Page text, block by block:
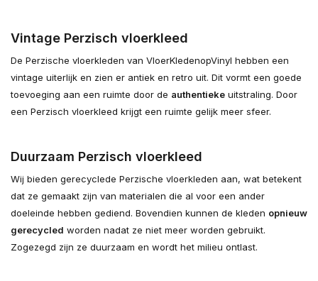
Vintage Perzisch vloerkleed
De Perzische vloerkleden van VloerKledenopVinyl hebben een
vintage uiterlijk en zien er antiek en retro uit. Dit vormt een goede
toevoeging aan een ruimte door de authentieke uitstraling. Door
een Perzisch vloerkleed krijgt een ruimte gelijk meer sfeer.
Duurzaam Perzisch vloerkleed
Wij bieden gerecyclede Perzische vloerkleden aan, wat betekent
dat ze gemaakt zijn van materialen die al voor een ander
doeleinde hebben gediend. Bovendien kunnen de kleden opnieuw
gerecycled worden nadat ze niet meer worden gebruikt.
Zogezegd zijn ze duurzaam en wordt het milieu ontlast.